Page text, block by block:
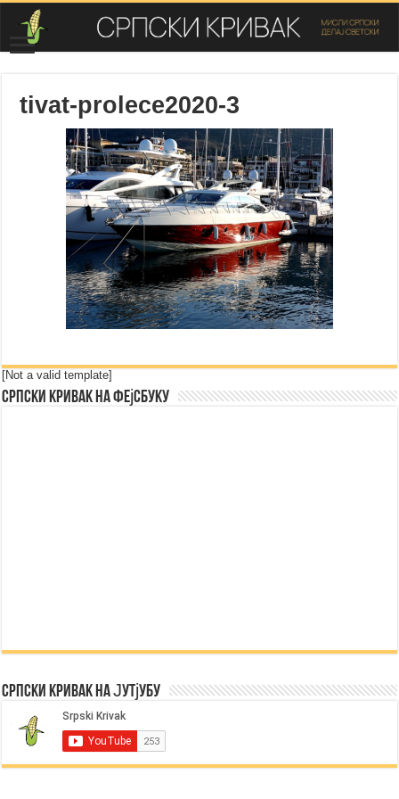
tivat-prolece2020-3
[Not a valid template]
Српски Кривак на Фејсбуку
Српски Кривак на Јутјубу